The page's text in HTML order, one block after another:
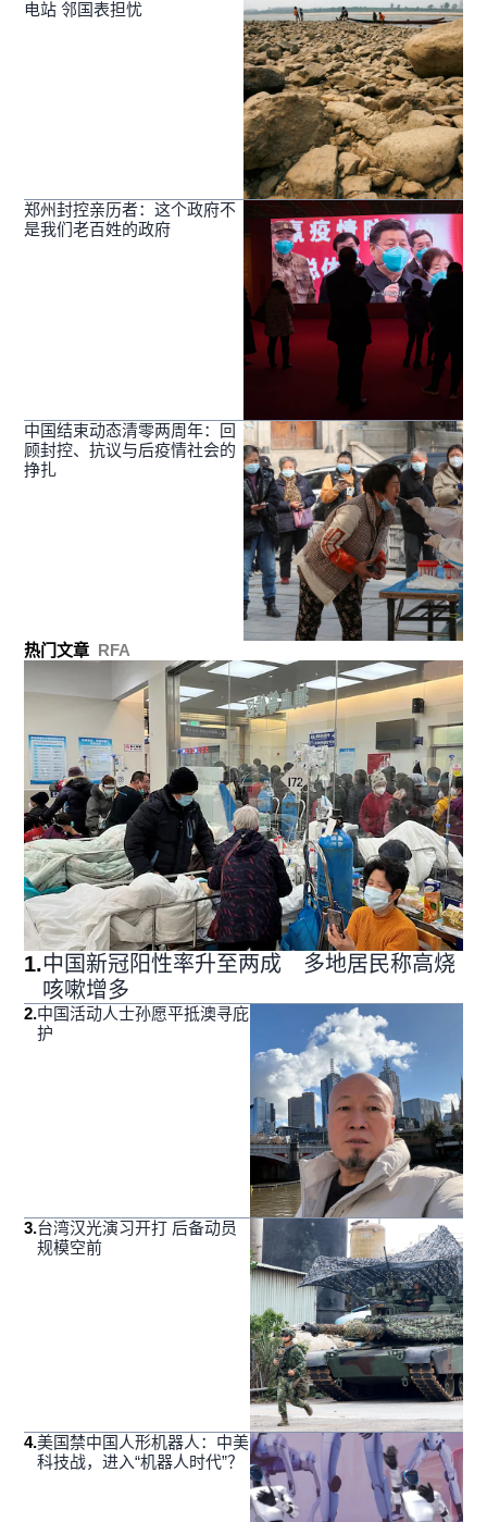
电站 邻国表担忧
郑州封控亲历者：这个政府不
是我们老百姓的政府
中国结束动态清零两周年：回
顾封控、抗议与后疫情社会的
挣扎
热门文章 RFA
1.中国新冠阳性率升至两成 多地居民称高烧
咳嗽增多
2.中国活动人士孙愿平抵澳寻庇
护
3.台湾汉光演习开打 后备动员
规模空前
4.美国禁中国人形机器人：中美
科技战，进入“机器人时代”？